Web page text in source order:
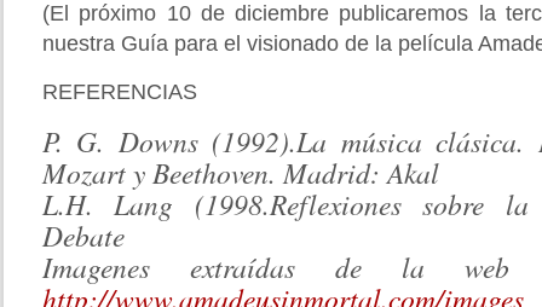
(El próximo 10 de diciembre publicaremos la
nuestra Guía para el visionado de la película
REFERENCIAS
P. G. Downs (1992).La música
Mozart y Beethoven. Madrid: Akal
L.H. Lang (1998.Reflexiones sobre
Debate
Imagenes extraídas de la web
http://www.amadeusinmortal.com/images